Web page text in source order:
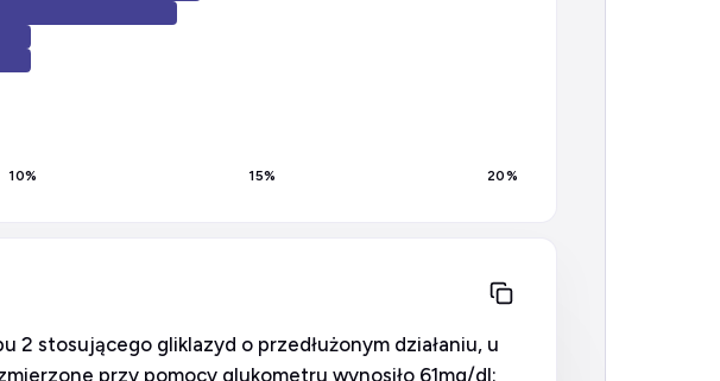
10% 15% 20%
stosującego gliklazyd o przedłużonym działaniu, u
przy pomocy glukometru wynosiło 61mg/dl: